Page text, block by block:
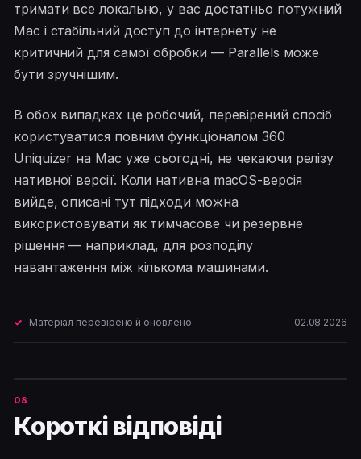
тримати все локально, у вас достатньо потужний
Mac і стабільний доступ до інтернету не
критичний для самої обробки — Parallels може
бути зручнішим.
В обох випадках це робочий, перевірений спосіб
користуватися повним функціоналом 360
Uniquizer на Mac уже сьогодні, не чекаючи релізу
нативної версії. Коли нативна macOS-версія
вийде, описані тут підходи можна
використовувати як тимчасове чи резервне
рішення — наприклад, для розподілу
навантаження між кількома машинами.
Матеріал перевірено й оновлено 02.08.2026
Короткі відповіді